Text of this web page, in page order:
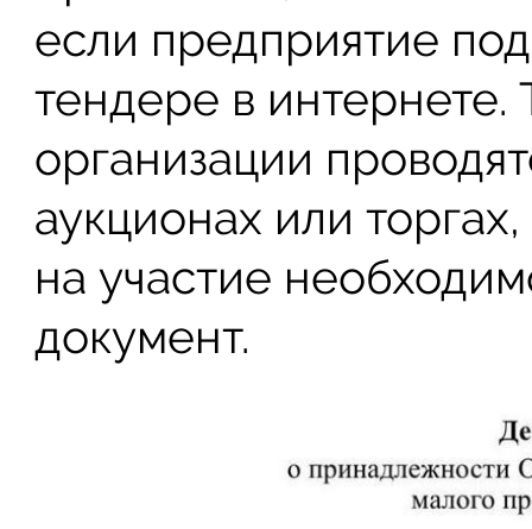
если предприятие
тендере в интернете.
организации
аукционах или
на участие
документ.